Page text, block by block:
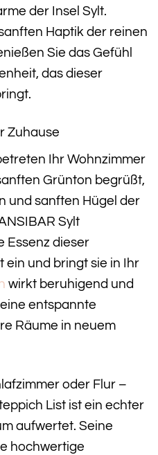
der Insel Sylt.
Haptik der reinen
Sie das Gefühl
das dieser
Zuhause
Ihr Wohnzimmer
Grünton begrüßt,
und sanften Hügel der
Sylt
Essenz dieser
und bringt sie in Ihr
wirkt beruhigend und
entspannte
Räume in neuem
oder Flur –
List ist ein echter
aufwertet. Seine
hochwertige